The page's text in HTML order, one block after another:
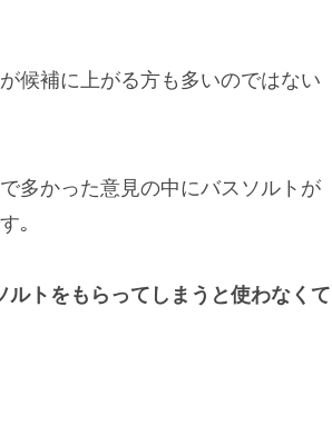
候補に上がる方も多いのではない
多かった意見の中にバスソルトが
｡
トをもらってしまうと使わなくて